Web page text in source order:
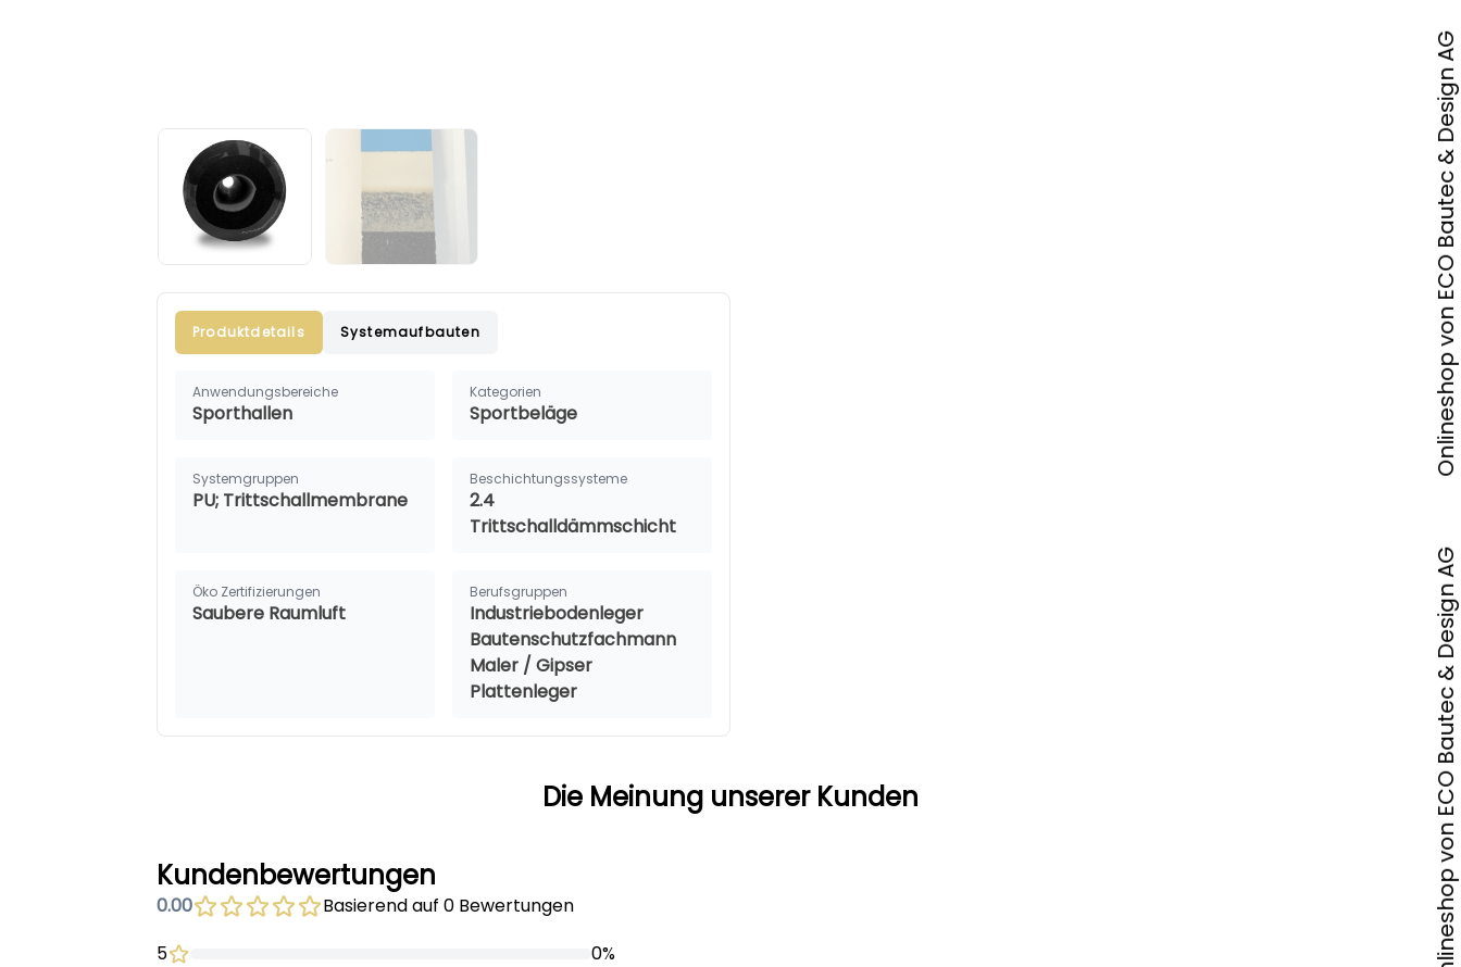
Produktdetails Systemaufbauten
Anwendungsbereiche
Sporthallen
Kategorien
Sportbeläge
Systemgruppen
PU; Trittschallmembrane
Beschichtungssysteme
2.4
Trittschalldämmschicht
Öko Zertifizierungen
Saubere Raumluft
Berufsgruppen
Industriebodenleger
Bautenschutzfachmann
Maler / Gipser
Plattenleger
Die Meinung unserer Kunden
Kundenbewertungen
0.00
Basierend auf 0 Bewertungen
5
0%
Onlineshop von ECO Bautec & Design AG
Onlineshop von ECO Bautec & Design AG